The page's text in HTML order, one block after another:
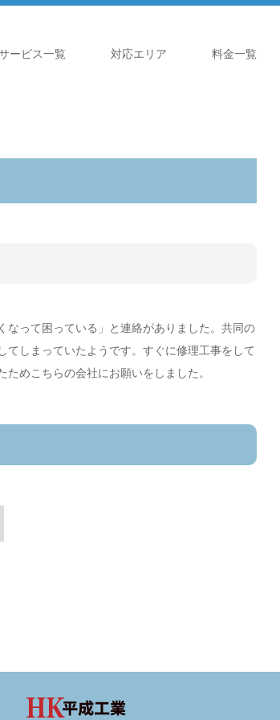
ービス一覧 対応エリア 料金一覧
なって困っている」と連絡がありました。共同の
しまっていたようです。すぐに修理工事をして
めこちらの会社にお願いをしました。